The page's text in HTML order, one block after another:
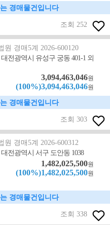
경매물건입니다
조회 252
원 경매5계 2026-600120
대전광역시 유성구 궁동 401-1 외
3,094,463,046원
(100%)3,094,463,046원
경매물건입니다
조회 303
원 경매5계 2026-600312
대전광역시 서구 도안동 1038
1,482,025,500원
(100%)1,482,025,500원
경매물건입니다
조회 338